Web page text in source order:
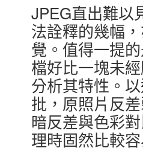
JPEG直出難以
法詮釋的幾幅
覺。值得一提
檔好比一塊未
分析其特性。
批，原照片反
暗反差與色彩
理時固然比較